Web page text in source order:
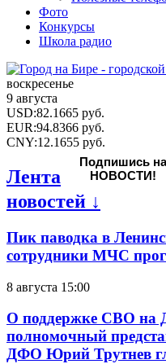
Фото
Конкурсы
Школа радио
воскресенье
9 августа
USD:82.1665 руб.
EUR:94.8366 руб.
CNY:12.1655 руб.
Подпишись на
НОВОСТИ!
Лента
новостей ↓
Пик паводка в
сотрудники МЧС
8 августа 15:00
О поддержке СВО на
полномочный
ДФО Юрий Трутнев